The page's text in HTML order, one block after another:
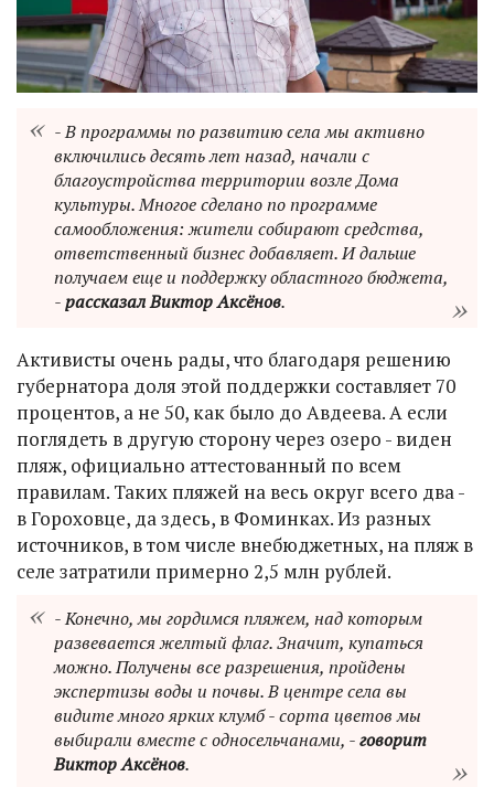
- В программы по развитию села мы активно
включились десять лет назад, начали с
благоустройства территории возле Дома
культуры. Многое сделано по программе
самообложения: жители собирают средства,
ответственный бизнес добавляет. И дальше
получаем еще и поддержку областного бюджета,
-рассказал Виктор Аксёнов.
Активисты очень рады, что благодаря решению
губернатора доля этой поддержки составляет 70
процентов, а не 50, как было до Авдеева. А если
поглядеть в другую сторону через озеро - виден
пляж, официально аттестованный по всем
правилам. Таких пляжей на весь округ всего два -
в Гороховце, да здесь, в Фоминках. Из разных
источников, в том числе внебюджетных, на пляж в
селе затратили примерно 2,5 млн рублей.
- Конечно, мы гордимся пляжем, над которым
развевается желтый флаг. Значит, купаться
можно. Получены все разрешения, пройдены
экспертизы воды и почвы. В центре села вы
видите много ярких клумб - сорта цветов мы
выбирали вместе с односельчанами, -говорит
Виктор Аксёнов.